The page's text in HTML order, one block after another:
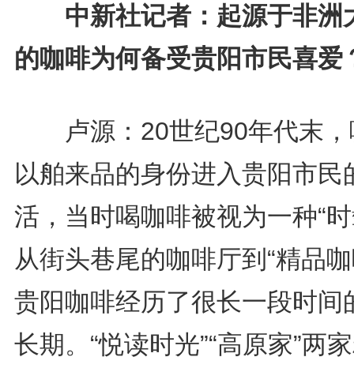
中新社记者：起源于非洲
的咖啡为何备受贵阳市民喜爱
卢源：20世纪90年代末，
以舶来品的身份进入贵阳市民
活，当时喝咖啡被视为一种“
从街头巷尾的咖啡厅到“精品
贵阳咖啡经历了很长一段时间
长期。“悦读时光”“高原家”两